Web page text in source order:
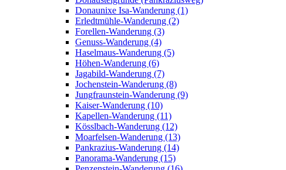
Donaunixe Isa-Wanderung (1)
Erledtmühle-Wanderung (2)
Forellen-Wanderung (3)
Genuss-Wanderung (4)
Haselmaus-Wanderung (5)
Höhen-Wanderung (6)
Jagabild-Wanderung (7)
Jochenstein-Wanderung (8)
Jungfraunstein-Wanderung (9)
Kaiser-Wanderung (10)
Kapellen-Wanderung (11)
Kösslbach-Wanderung (12)
Moarfelsen-Wanderung (13)
Pankrazius-Wanderung (14)
Panorama-Wanderung (15)